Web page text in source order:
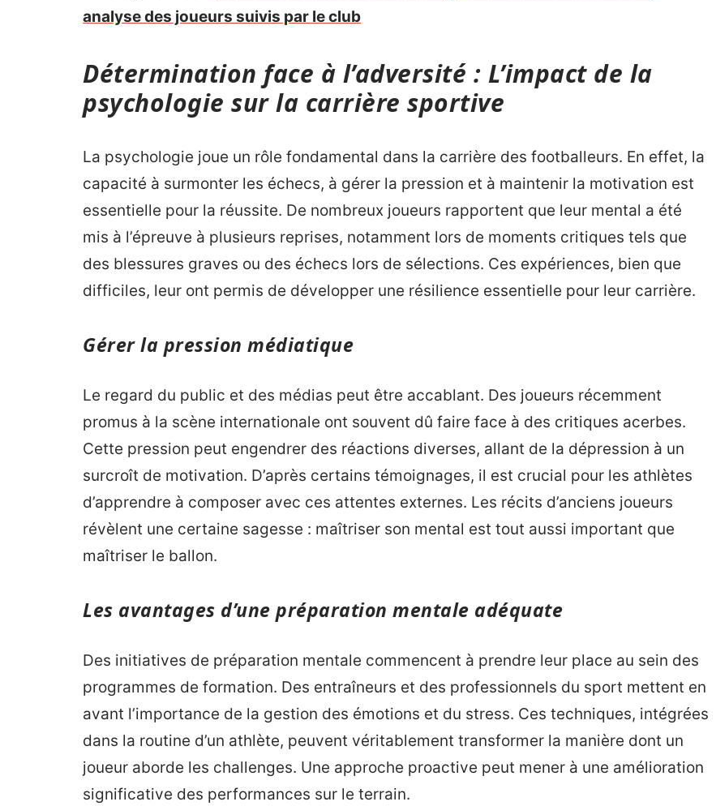
analyse des joueurs suivis par le club
Détermination face à l’adversité : L’impact de la
psychologie sur la carrière sportive
La psychologie joue un rôle fondamental dans la carrière des footballeurs. En effet, la
capacité à surmonter les échecs, à gérer la pression et à maintenir la motivation est
essentielle pour la réussite. De nombreux joueurs rapportent que leur mental a été
mis à l’épreuve à plusieurs reprises, notamment lors de moments critiques tels que
des blessures graves ou des échecs lors de sélections. Ces expériences, bien que
difficiles, leur ont permis de développer une résilience essentielle pour leur carrière.
Gérer la pression médiatique
Le regard du public et des médias peut être accablant. Des joueurs récemment
promus à la scène internationale ont souvent dû faire face à des critiques acerbes.
Cette pression peut engendrer des réactions diverses, allant de la dépression à un
surcroît de motivation. D’après certains témoignages, il est crucial pour les athlètes
d’apprendre à composer avec ces attentes externes. Les récits d’anciens joueurs
révèlent une certaine sagesse : maîtriser son mental est tout aussi important que
maîtriser le ballon.
Les avantages d’une préparation mentale adéquate
Des initiatives de préparation mentale commencent à prendre leur place au sein des
programmes de formation. Des entraîneurs et des professionnels du sport mettent en
avant l’importance de la gestion des émotions et du stress. Ces techniques, intégrées
dans la routine d’un athlète, peuvent véritablement transformer la manière dont un
joueur aborde les challenges. Une approche proactive peut mener à une amélioration
significative des performances sur le terrain.